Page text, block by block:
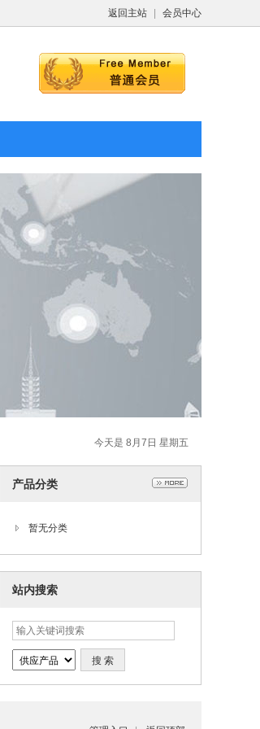
返回主站 会员中心
今天是 8月7日 星期五
产品分类
暂无分类
站内搜索